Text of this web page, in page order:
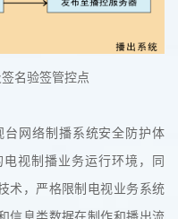
名验签管控点
台网络制播系统安全防护体
视制播业务运行环境，同
术，严格限制电视业务系统